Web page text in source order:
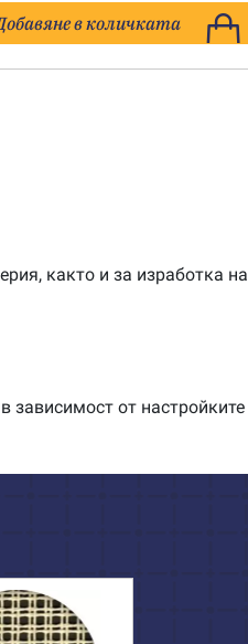
в количката
както и за изработка на
зависимост от настройките